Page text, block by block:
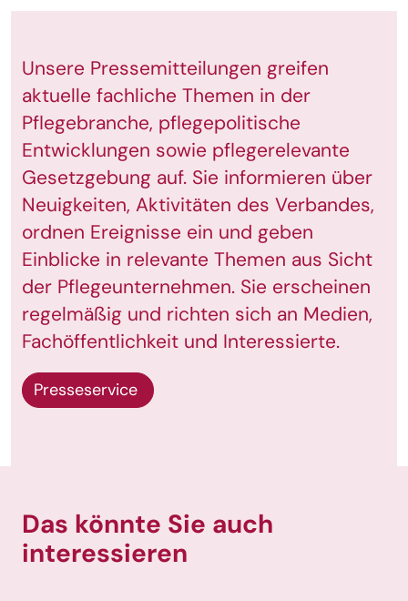
Unsere Pressemitteilungen greifen
aktuelle fachliche Themen in der
Pflegebranche, pflegepolitische
Entwicklungen sowie pflegerelevante
Gesetzgebung auf. Sie informieren über
Neuigkeiten, Aktivitäten des Verbandes,
ordnen Ereignisse ein und geben
Einblicke in relevante Themen aus Sicht
der Pflegeunternehmen. Sie erscheinen
regelmäßig und richten sich an Medien,
Fachöffentlichkeit und Interessierte.
Presseservice
Das könnte Sie auch
interessieren